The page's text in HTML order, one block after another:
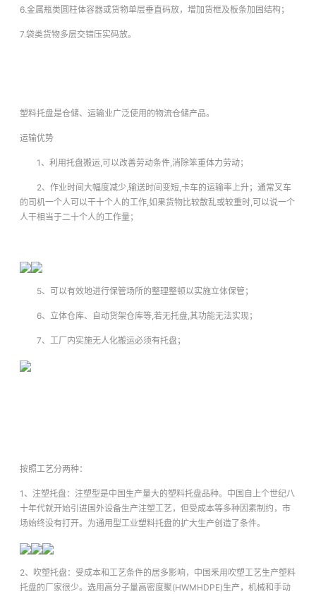
6.金属瓶类圆柱体容器或货物单层垂直码放，增加货框及板条加固结构；
7.袋类货物多层交错压实码放。
塑料托盘是仓储、运输业广泛使用的物流仓储产品。
运输优势
1、利用托盘搬运,可以改善劳动条件,消除笨重体力劳动；
2、作业时间大幅度减少,输送时间变短,卡车的运输率上升；通常叉车
的司机一个人可以干十个人的工作,如果货物比较散乱或较重时,可以说一个
人干相当于二十个人的工作量；
5、可以有效地进行保管场所的整理整顿以实施立体保管；
6、立体仓库、自动货架仓库等,若无托盘,其功能无法实现；
7、工厂内实施无人化搬运必须有托盘；
按照工艺分两种：
1、注塑托盘：注塑型是中国生产量大的塑料托盘品种。中国自上个世纪八
十年代就开始引进国外设备生产注塑工艺，但受成本等多种因素制约，市
场始终没有打开。为通用型工业塑料托盘的扩大生产创造了条件。
2、吹塑托盘：受成本和工艺条件的居多影响，中国釆用吹塑工艺生产塑料
托盘的厂家很少。选用高分子量高密度聚(HWMHDPE)生产，机械和手动